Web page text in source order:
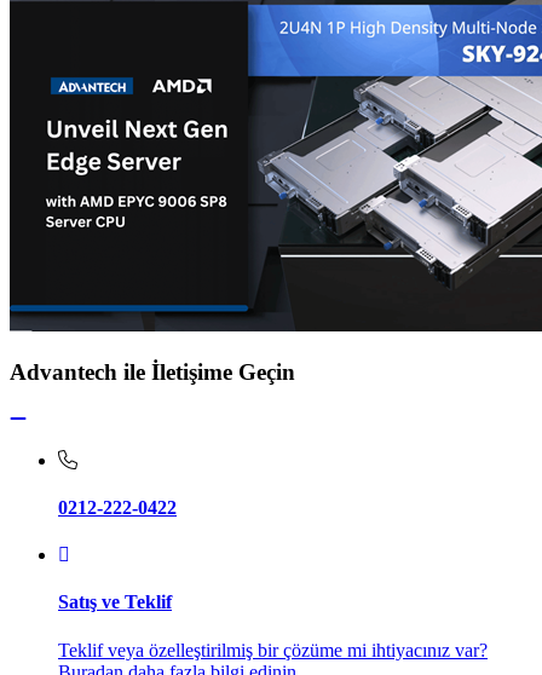
Advantech ile İletişime Geçin
0212-222-0422
Satış ve Teklif
Teklif veya özelleştirilmiş bir çözüme mi ihtiyacınız var?